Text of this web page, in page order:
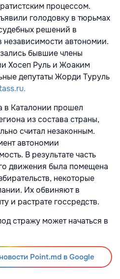
процессом.
голодовку в тюрьмах
решений в
автономии.
бывшие члены
Хосеп Руль и Жоаким
депутаты Жорди Туруль
в Каталонии прошел
из состава страны,
считал незаконным.
автономии
В результате часть
движения была помещена
некоторые
Их обвиняют в
и растрате госсредств.
стражу может начаться в
Point.md в Google